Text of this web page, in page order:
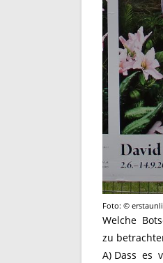
Foto: ©
Welche
zu
A) Dass es